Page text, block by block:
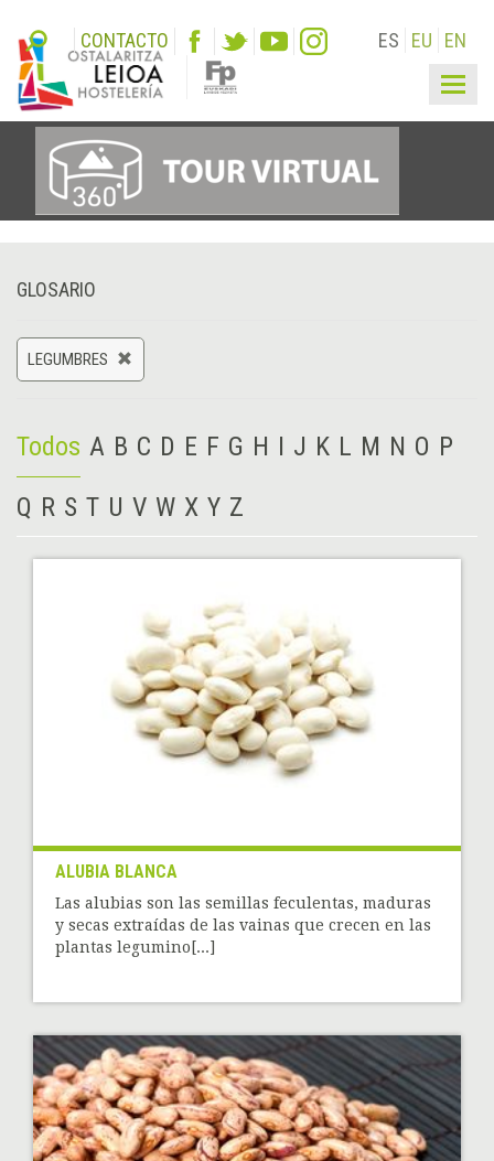
CONTACTO ES EU EN
GLOSARIO
LEGUMBRES
Todos A B C D E F G H I J K L M N O P
Q R S T U V W X Y Z
ALUBIA BLANCA
Las alubias son las semillas feculentas, maduras
y secas extraídas de las vainas que crecen en las
plantas legumino[...]